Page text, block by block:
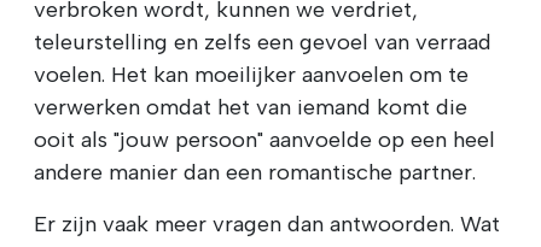
verbroken wordt, kunnen we verdriet,
teleurstelling en zelfs een gevoel van verraad
voelen. Het kan moeilijker aanvoelen om te
verwerken omdat het van iemand komt die
ooit als "jouw persoon" aanvoelde op een heel
andere manier dan een romantische partner.
Er zijn vaak meer vragen dan antwoorden. Wat